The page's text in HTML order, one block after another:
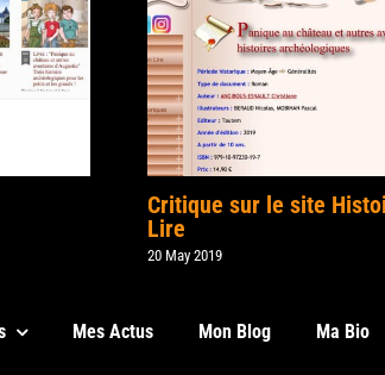
Critique sur le site
Lire
20 May 2019
Mes Actus Mon Blog Ma Bio